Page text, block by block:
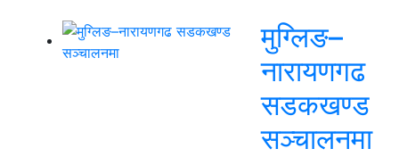
मुग्लिङ–
नारायणगढ
सडकखण्ड
सञ्चालनमा